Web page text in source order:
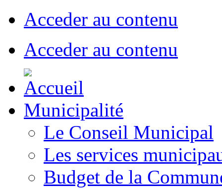
Acceder au contenu
Acceder au contenu
Municipalité
Le Conseil Municipal
Les services
Budget de la